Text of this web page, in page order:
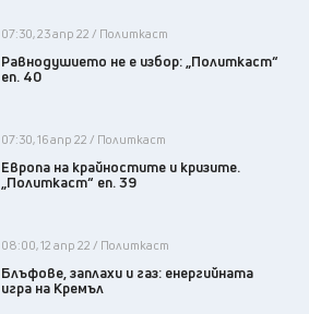
07:30, 23 апр 22 / Политкаст
Равнодушието не е избор: „Политкаст“
еп. 40
07:30, 16 апр 22 / Политкаст
Европа на крайностите и кризите.
„Политкаст“ еп. 39
08:00, 12 апр 22 / Политкаст
Блъфове, заплахи и газ: енергийната
игра на Кремъл